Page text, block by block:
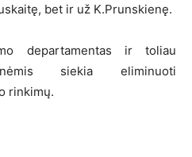
bet ir už K.Prunskienę.
departamentas ir toliau
siekia eliminuoti
rinkimų.